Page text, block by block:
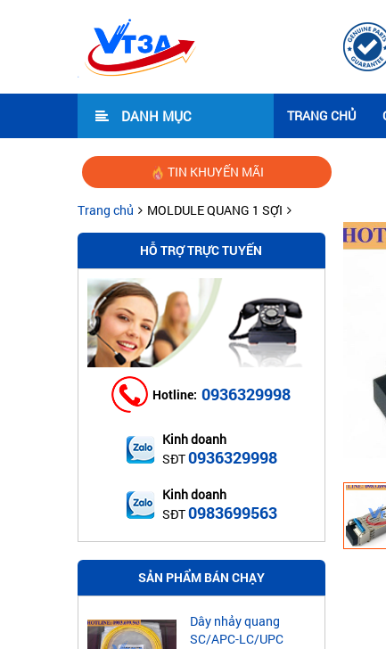
DANH MỤC TRANG CHỦ
TIN KHUYẾN MÃI
Trang chủ MOLDULE QUANG 1 SỢI
HỖ TRỢ TRỰC TUYẾN
Hotline: 0936329998
Kinh doanh
SĐT0936329998
Kinh doanh
SĐT0983699563
SẢN PHẨM BÁN CHẠY
Dây nhảy quang
SC/APC-LC/UPC